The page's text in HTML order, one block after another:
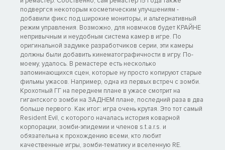
подвергся некоторым косметическим улучшениям -
добавили фикс под широкие мониторы, и альтернативный
режим управления. Возможно, для новмчков будет КРАЙНЕ
непривычным и неудобным система камер в игре. По
оригинальной задумке разработчиков серии, эти камеры
должны были добавить кинематографичности в игру. По-
моему, удалось. В ремастере есть несколько
запоминающихся сцен, которые ну просто копируют старые
фильмы ужасов. Например, одна из первых встреч с зомби.
Крохотный ГГ на переднем плане в ужасе смотрит на
гигантского зомби на ЗАДНЕМ плане, последний раза в два
больше первого. Как итог: игра очень крутая. Это тот самый
Resident Evil, с которого началась история коварной
корпорации, зомби-эпидемии и членов s.t.a.r.s. и
обязательна к прохождению всеми, кто любит
качественные игры, зомби-тематику и вселенную RE.